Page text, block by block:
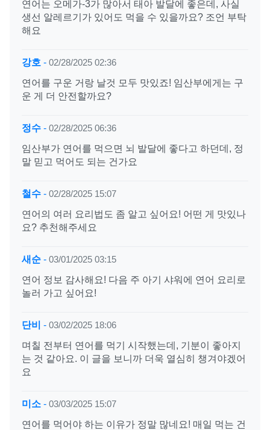
연어는 오메가-3가 많아서 태아 발달에 좋은데, 사실
생선 알레르기가 있어도 먹을 수 있을까요? 조언 부탁
해요
강호 - 02/28/2025 02:36
연어를 구운 거랑 날것 모두 맛있죠! 임산부에게는 구
운 게 더 안전할까요?
정수 - 02/28/2025 06:36
임산부가 연어를 먹으면 뇌 발달에 좋다고 하던데, 정
말 믿고 먹어도 되는 건가요
철수 - 02/28/2025 15:07
연어의 여러 요리법도 좀 알고 싶어요! 어떤 게 맛있나
요? 추천해주세요
새순 - 03/01/2025 03:15
연어 정보 감사해요! 다음 주 아기 샤워에 연어 요리로
놀러 가고 싶어요!
단비 - 03/02/2025 18:06
며칠 전부터 연어를 먹기 시작했는데, 기분이 좋아지
는 것 같아요. 이 글을 보니까 더욱 열심히 챙겨야겠어
요
미소 - 03/03/2025 15:07
연어를 먹어야 하는 이유가 정말 많네요! 매일 먹는 건